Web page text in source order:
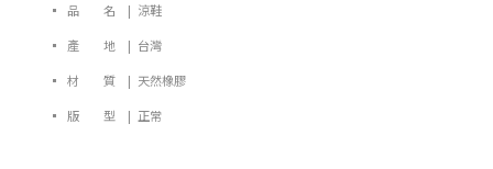
▪️ 品 名 | 涼鞋
▪️ 產 地 | 台灣
▪️ 材 質 | 天然橡膠
▪️ 版 型 | 正常